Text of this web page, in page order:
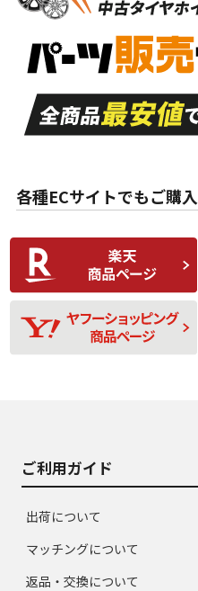
S
品）
A
走行距離も少なく、
目立つ傷もほとんど
ない中古品
な中古品
C
比較的きれいな中古
品
D
使用感や目立つ傷が
あり、一般的な中古
品
各種ECサイトでもご購
ご利用ガイド
出荷について
マッチングについて
返品・交換について